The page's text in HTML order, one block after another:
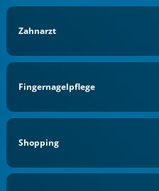
Zahnarzt
Fingernagelpflege
Shopping